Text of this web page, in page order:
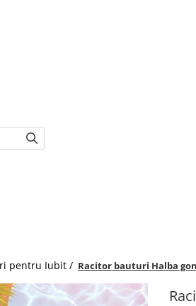
pentru Iubit / Racitor bauturi Halba